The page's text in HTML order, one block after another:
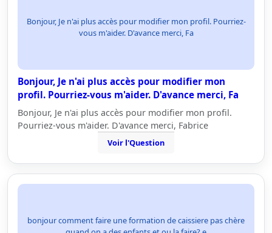
Bonjour, Je n'ai plus accès pour modifier mon profil. Pourriez-
vous m'aider. D'avance merci, Fa
Bonjour, Je n'ai plus accès pour modifier mon
profil. Pourriez-vous m'aider. D'avance merci, Fa
Bonjour, Je n'ai plus accès pour modifier mon profil.
Pourriez-vous m'aider. D'avance merci, Fabrice
Voir l'Question
bonjour comment faire une formation de caissiere pas chère